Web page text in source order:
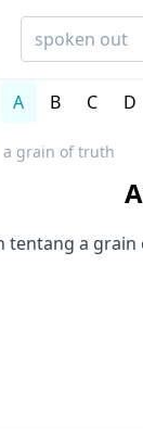
- Kamus
A B C D
a grain of truth
tentang a